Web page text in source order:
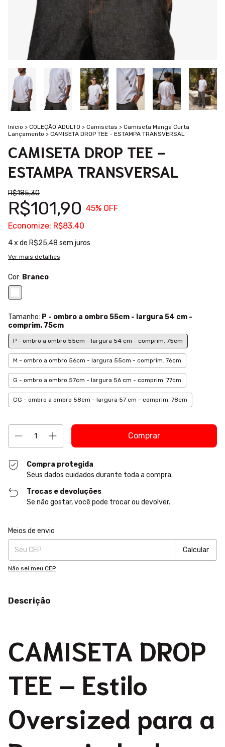
Início > COLEÇÃO ADULTO > Camisetas > Camiseta Manga Curta
Lançamento > CAMISETA DROP TEE - ESTAMPA TRANSVERSAL
CAMISETA DROP TEE -
ESTAMPA TRANSVERSAL
R$185,30
R$101,90 45% OFF
Economize: R$83,40
4x de R$25,48 sem juros
Ver mais detalhes
Cor: Branco
Tamanho: P - ombro a ombro 55cm - largura 54 cm -
comprim. 75cm
P - ombro a ombro 55cm - largura 54 cm - comprim. 75cm
M - ombro a ombro 56cm - largura 55cm - comprim. 76cm
G - ombro a ombro 57cm - largura 56 cm - comprim. 77cm
GG - ombro a ombro 58cm - largura 57 cm - comprim. 78cm
Compra protegida
Seus dados cuidados durante toda a compra.
Trocas e devoluções
Se não gostar, você pode trocar ou devolver.
Entregas para o CEP:
Meios de envio
Calcular
Não sei meu CEP
Descrição
CAMISETA DROP
TEE – Estilo
Oversized para a